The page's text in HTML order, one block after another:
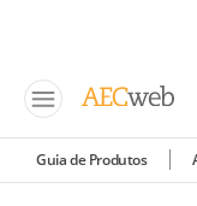
Guia de Produtos